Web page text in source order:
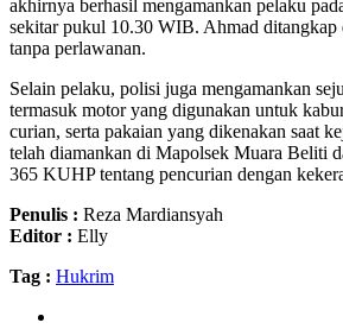
akhirnya berhasil mengamankan pelaku
sekitar pukul 10.30 WIB. Ahmad ditangkap
tanpa perlawanan.
Selain pelaku, polisi juga mengamankan
termasuk motor yang digunakan untuk
curian, serta pakaian yang dikenakan saat
telah diamankan di Mapolsek Muara Beliti
365 KUHP tentang pencurian dengan
Penulis : Reza Mardiansyah
Editor : Elly
Tag : Hukrim